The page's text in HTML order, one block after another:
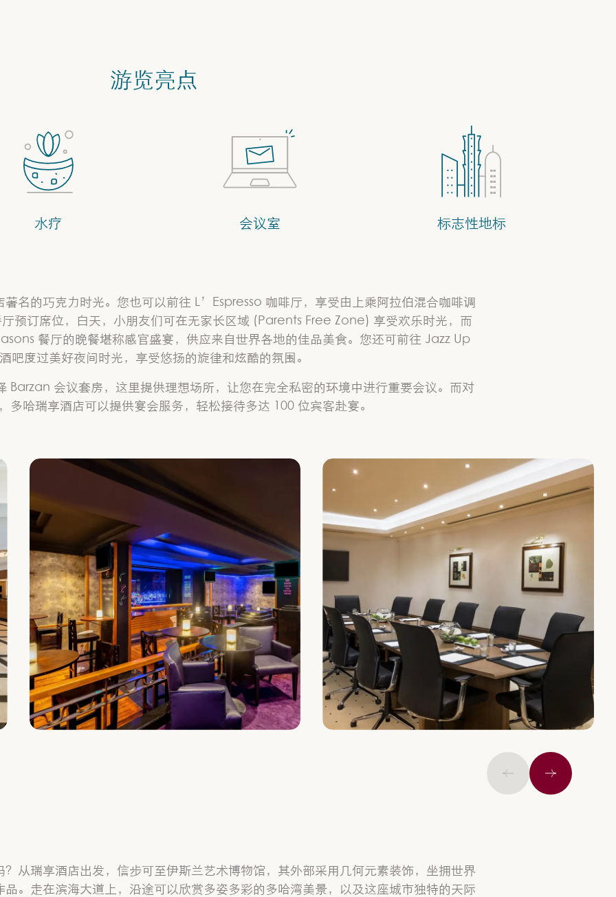
游览亮点
水疗 会议室 标志性地标
名的巧克力时光。您也可以前往 L’Espresso 咖啡厅，享受由上乘阿拉伯混合咖啡调
预订席位，白天，小朋友们可在无家长区域 (Parents Free Zone) 享受欢乐时光，而
餐厅的晚餐堪称感官盛宴，供应来自世界各地的佳品美食。您还可前往 Jazz Up
酒吧度过美好夜间时光，享受悠扬的旋律和炫酷的氛围。
Barzan 会议套房，这里提供理想场所，让您在完全私密的环境中进行重要会议。而对
多哈瑞享酒店可以提供宴会服务，轻松接待多达 100 位宾客赴宴。
上一页 下一个
从瑞享酒店出发，信步可至伊斯兰艺术博物馆，其外部采用几何元素装饰，坐拥世界
。走在滨海大道上，沿途可以欣赏多姿多彩的多哈湾美景，以及这座城市独特的天际